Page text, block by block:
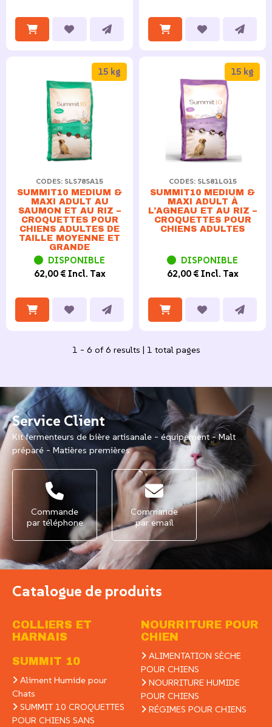
CODES: SLS78SA15
SUMMIT10 MEDIUM &
MAXI ADULT AU
SAUMON ET AU RIZ –
CROQUETTES POUR
CHIENS ADULTES DE
TAILLE MOYENNE ET
GRANDE
15 kg
DISPONIBLE
62,00 € Incl. Tax
CODES: SLS81LG15
SUMMIT10 MEDIUM &
MAXI ADULT À
L’AGNEAU ET AU RIZ –
CROQUETTES POUR
CHIENS ADULTES
15 kg
DISPONIBLE
62,00 € Incl. Tax
1 - 6 of 6 results | 1 total pages
Service Client
Kit fermenteurs de bière artisanale - équipement - Malt
préparé - Matières premières
Commande
par téléphone
Commande
par email
Catalogue de produits
COLLIERS ET
HARNAIS
SUMMIT 10
Aliment Humide pour
Chats
SUMMIT 10 CROQUETTES
POUR CHIENS SANS
NOURRITURE POUR
CHIEN
ALIMENTATION SÈCHE
POUR CHIENS
NOURRITURE HUMIDE
POUR CHIENS
RÉGIMES POUR CHIENS